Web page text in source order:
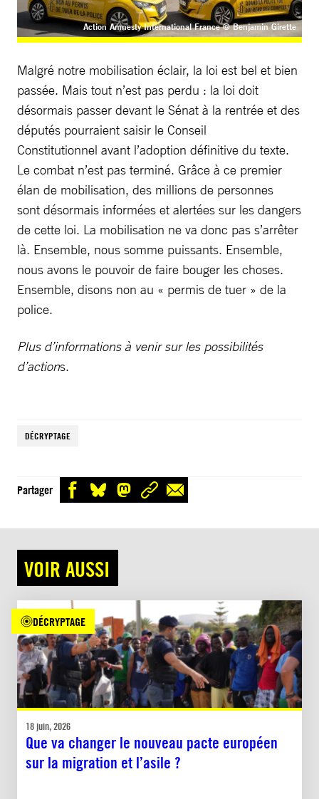
Action Amnesty International France © Benjamin Girette
Malgré notre mobilisation éclair, la loi est bel et bien
passée. Mais tout n’est pas perdu : la loi doit
désormais passer devant le Sénat à la rentrée et des
députés pourraient saisir le Conseil
Constitutionnel avant l’adoption définitive du texte.
Le combat n’est pas terminé. Grâce à ce premier
élan de mobilisation, des millions de personnes
sont désormais informées et alertées sur les dangers
de cette loi. La mobilisation ne va donc pas s’arrêter
là. Ensemble, nous somme puissants. Ensemble,
nous avons le pouvoir de faire bouger les choses.
Ensemble, disons non au « permis de tuer » de la
police.
Plus d’informations à venir sur les possibilités
d’actions.
DÉCRYPTAGE
Partager
VOIR AUSSI
DÉCRYPTAGE
18 juin, 2026
Que va changer le nouveau pacte européen
sur la migration et l’asile ?